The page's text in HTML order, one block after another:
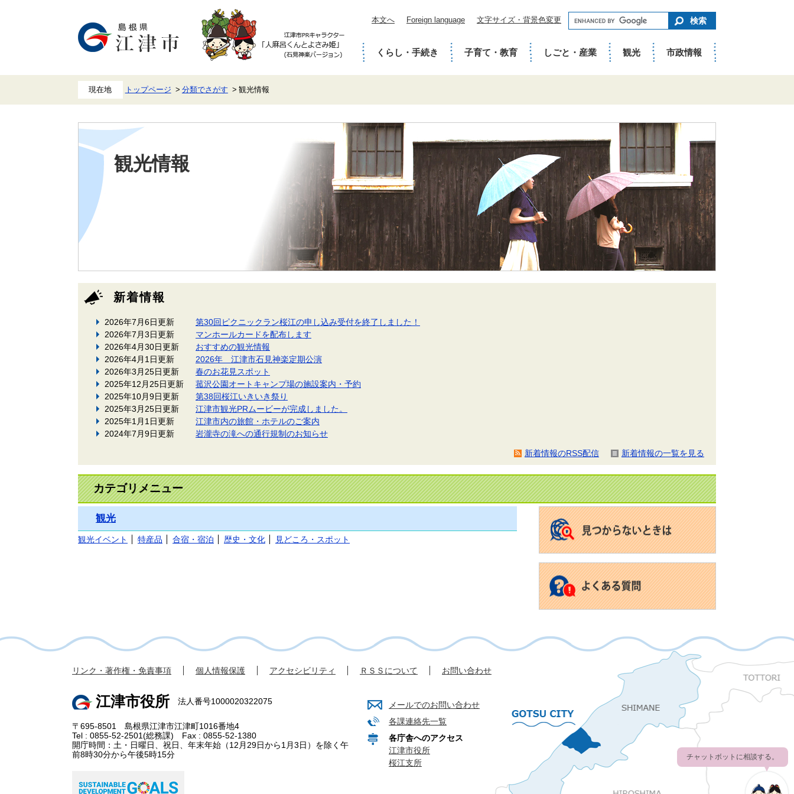
本文へ Foreign language 文字サイズ・背景色変更
ー
ワ
ド
で
が
くらし・手続き 子育て・教育 しごと・産業 観光 市政情報
トップページ 分類でさがす 観光情報
本
観光情報
新着情報
2026年7月6日更新
第30回ピクニックラン桜江の申し込み受付を終了しました！
2026年7月3日更新
マンホールカードを配布します
2026年4月30日更新
おすすめの観光情報
2026年4月1日更新
2026年 江津市石見神楽定期公演
2026年3月25日更新
春のお花見スポット
2025年12月25日更新
菰沢公園オートキャンプ場の施設案内・予約
2025年10月9日更新
第38回桜江いきいき祭り
2025年3月25日更新
江津市観光PRムービーが完成しました。
2025年1月1日更新
江津市内の旅館・ホテルのご案内
2024年7月9日更新
岩瀧寺の滝への通行規制のお知らせ
新着情報のRSS配信 新着情報の一覧を見る
カテゴリメニュー
観光
観光イベント 特産品 合宿・宿泊 歴史・文化 見どころ・スポット
リンク・著作権・免責事項 個人情報保護 アクセシビリティ ＲＳＳについて お問い合わせ
江津市役所 法人番号1000020322075
〒695-8501 島根県江津市江津町1016番地4
Tel : 0855-52-2501(総務課) Fax : 0855-52-1380
開庁時間：土・日曜日、祝日、年末年始（12月29日から1月3日）を除く午
前8時30分から午後5時15分
メールでのお問い合わせ
各課連絡先一覧
各庁舎へのアクセス
江津市役所
桜江支所
チャットボットに相談する。